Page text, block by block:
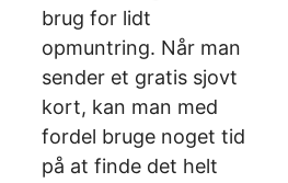
brug for lidt
opmuntring. Når man
sender et gratis sjovt
kort, kan man med
fordel bruge noget tid
på at finde det helt